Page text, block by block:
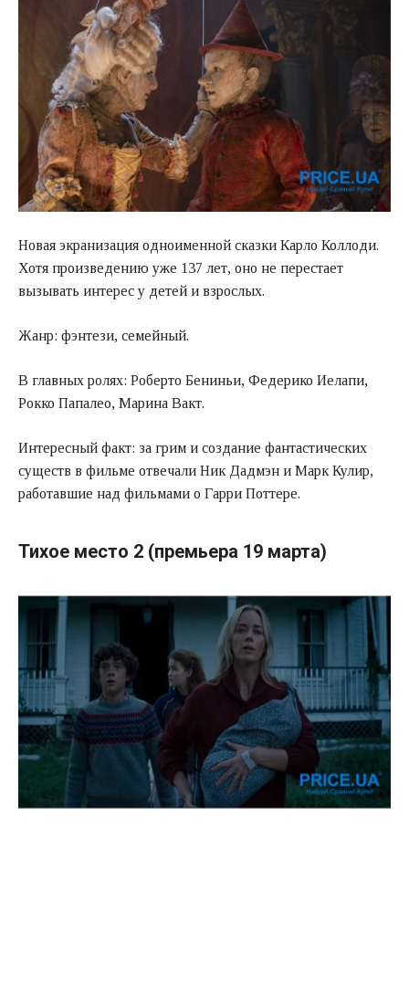
Новая экранизация одноименной сказки Карло Коллоди.
Хотя произведению уже 137 лет, оно не перестает
вызывать интерес у детей и взрослых.
Жанр: фэнтези, семейный.
В главных ролях: Роберто Бениньи, Федерико Иелапи,
Рокко Папалео, Марина Вакт.
Интересный факт: за грим и создание фантастических
существ в фильме отвечали Ник Дадмэн и Марк Кулир,
работавшие над фильмами о Гарри Поттере.
Тихое место 2 (премьера 19 марта)